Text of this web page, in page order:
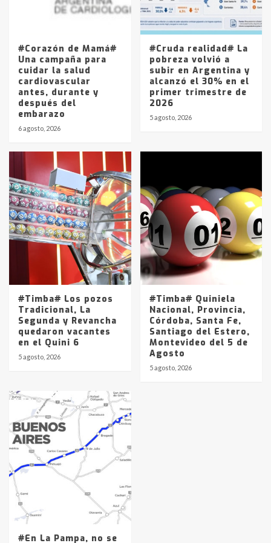
Los precios de los combustibles en
La Pampa, desde YPF hasta Axion
entre 857 a 1338 pesos
#Corazón de Mamá#
Una campaña para
cuidar la salud
cardiovascular
antes, durante y
después del
embarazo
6 agosto, 2026
#Cruda realidad# La
pobreza volvió a
subir en Argentina y
alcanzó el 30% en el
primer trimestre de
2026
5 agosto, 2026
#Timba# Los pozos
Tradicional, La
Segunda y Revancha
quedaron vacantes
en el Quini 6
5 agosto, 2026
#Timba# Quiniela
Nacional, Provincia,
Córdoba, Santa Fe,
Santiago del Estero,
Montevideo del 5 de
Agosto
5 agosto, 2026
#En La Pampa, no se